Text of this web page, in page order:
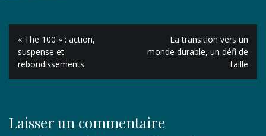
Navigation
de
l’article
« The 100 » : action,
suspense et
rebondissements
La transition vers un
monde durable, un défi de
taille
Laisser un commentaire